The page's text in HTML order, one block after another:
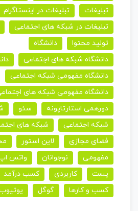
تبلیغات
تبلیغات در اینستاگرام
تبلیغات در شبکه های اجتماعی
تولید محتوا
دانشگاه
دانشگاه شبکه های اجتماعی
دانشگاه مفهومی شبکه اجتماعی
دانشگاه مفهومی شبکه های
دورهمی استارتاپونه
سئو
شبکه اجتماعی
شبکه های
فضای مجازی
لاین استور
مفهومی
نوجوانان واتس
پست
کاربردی کسب درآمد
کسب و کارها
گوگل